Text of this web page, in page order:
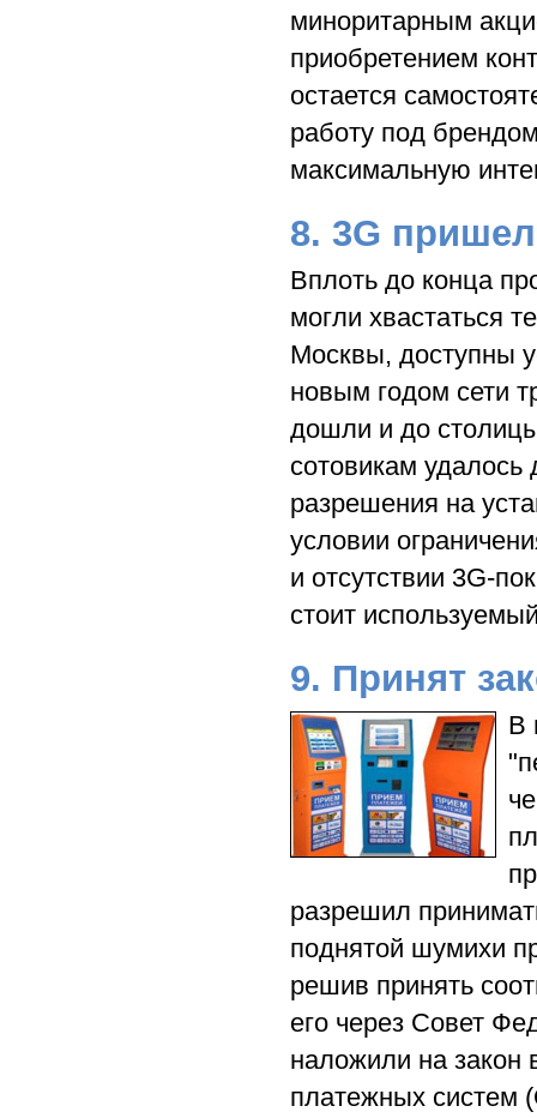
миноритарным
приобретением
остается
работу под
максимальную
8. 3G
Вплоть до конца
могли хвастаться
Москвы, доступны
новым годом сети
дошли и до
сотовикам
разрешения на
условии
и отсутствии 3G-
стоит
9. Принят
В
разрешил
поднятой шумихи
решив принять
его через Совет
наложили на закон
платежных систем